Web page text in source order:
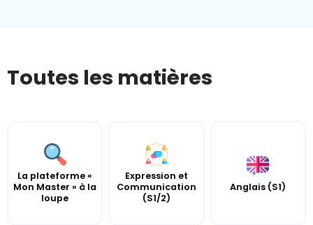
Toutes les matières
La plateforme «
Mon Master » à la
loupe
Expression et
Communication
(S1/2)
Anglais (S1)